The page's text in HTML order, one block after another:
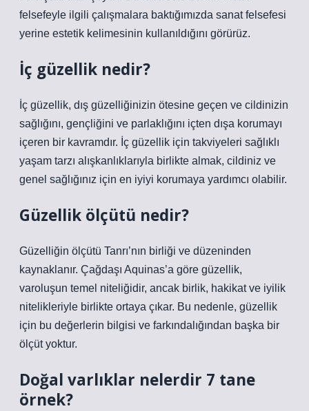
felsefeyle ilgili çalışmalara baktığımızda sanat felsefesi
yerine estetik kelimesinin kullanıldığını görürüz.
İç güzellik nedir?
İç güzellik, dış güzelliğinizin ötesine geçen ve cildinizin
sağlığını, gençliğini ve parlaklığını içten dışa korumayı
içeren bir kavramdır. İç güzellik için takviyeleri sağlıklı
yaşam tarzı alışkanlıklarıyla birlikte almak, cildiniz ve
genel sağlığınız için en iyiyi korumaya yardımcı olabilir.
Güzellik ölçütü nedir?
Güzelliğin ölçütü Tanrı’nın birliği ve düzeninden
kaynaklanır. Çağdaşı Aquinas’a göre güzellik,
varoluşun temel niteliğidir, ancak birlik, hakikat ve iyilik
nitelikleriyle birlikte ortaya çıkar. Bu nedenle, güzellik
için bu değerlerin bilgisi ve farkındalığından başka bir
ölçüt yoktur.
Doğal varlıklar nelerdir 7 tane
örnek?